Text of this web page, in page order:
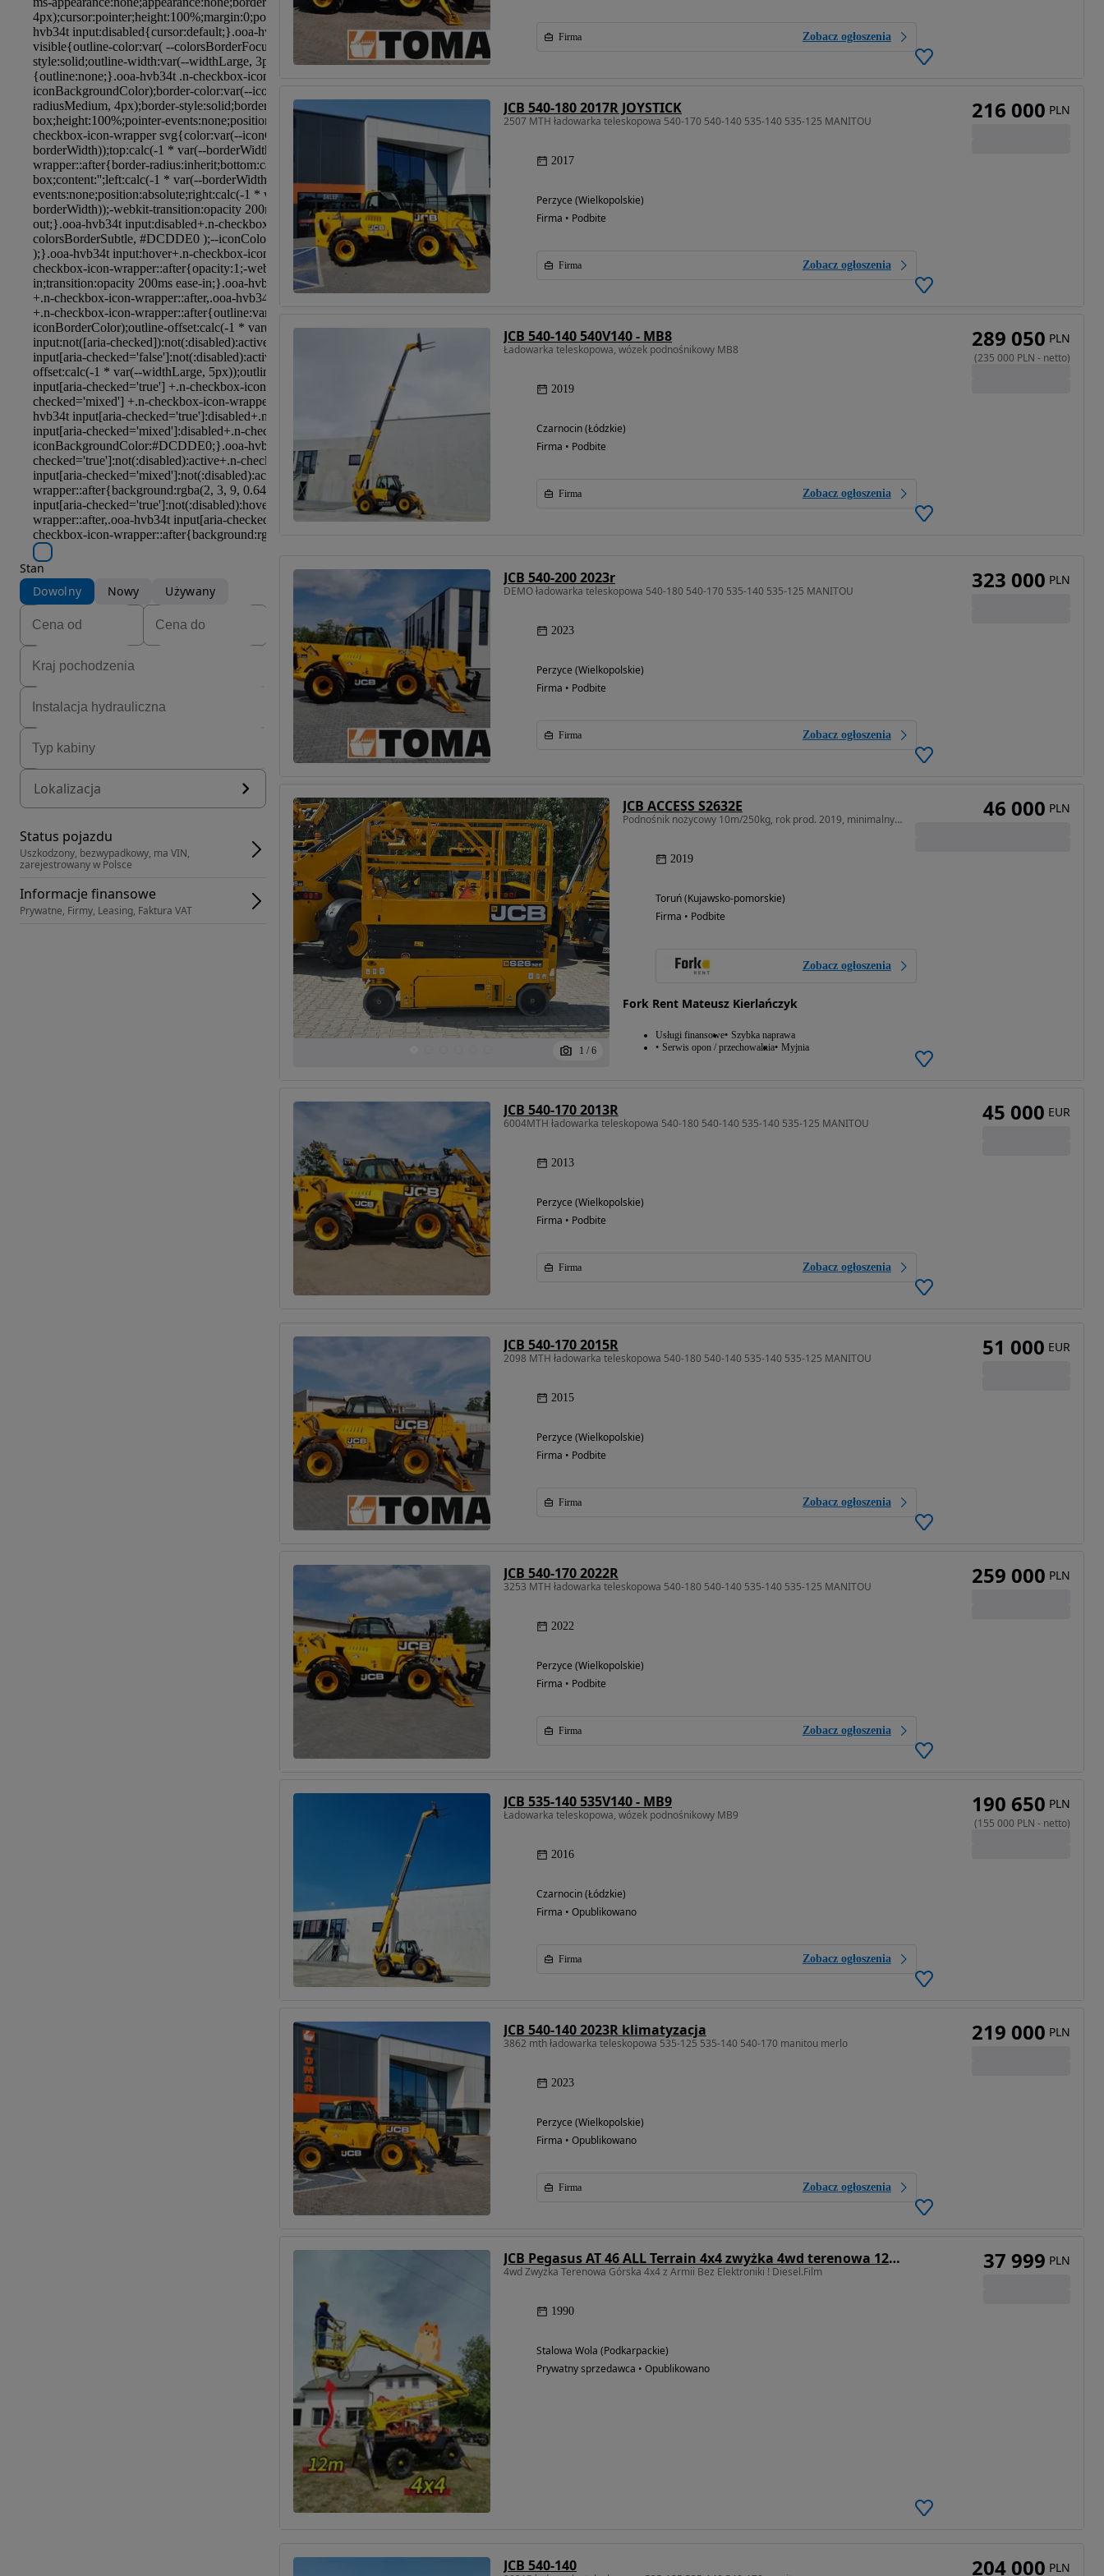
Możliwość
Stan
Dowolny
Nowy Używany
Lokalizacja
Status pojazdu
Uszkodzony, bezwypadkowy, ma VIN,
zarejestrowany w Polsce
Informacje finansowe
Prywatne, Firmy, Leasing, Faktura VAT
Firma Zobacz ogłoszenia
JCB 540-180 2017R JOYSTICK
2507 MTH ładowarka teleskopowa 540-170 540-140 535-140 535-125 MANITOU
2017
Perzyce (Wielkopolskie)
Firma • Podbite
Firma Zobacz ogłoszenia
216 000 PLN
JCB 540-140 540V140 - MB8
Ładowarka teleskopowa, wózek podnośnikowy MB8
2019
Czarnocin (Łódzkie)
Firma • Podbite
Firma Zobacz ogłoszenia
289 050 PLN
(235 000 PLN - netto)
JCB 540-200 2023r
DEMO ładowarka teleskopowa 540-180 540-170 535-140 535-125 MANITOU
2023
Perzyce (Wielkopolskie)
Firma • Podbite
Firma Zobacz ogłoszenia
323 000 PLN
1 / 6
JCB ACCESS S2632E
Podnośnik nożycowy 10m/250kg, rok prod. 2019, minimalny przebieg 42mth
2019
Toruń (Kujawsko-pomorskie)
Firma • Podbite
Zobacz ogłoszenia
Fork Rent Mateusz Kierlańczyk
Usługi finansowe Szybka naprawa
Serwis opon / przechowalnia Myjnia
46 000 PLN
JCB 540-170 2013R
6004MTH ładowarka teleskopowa 540-180 540-140 535-140 535-125 MANITOU
2013
Perzyce (Wielkopolskie)
Firma • Podbite
Firma Zobacz ogłoszenia
45 000 EUR
JCB 540-170 2015R
2098 MTH ładowarka teleskopowa 540-180 540-140 535-140 535-125 MANITOU
2015
Perzyce (Wielkopolskie)
Firma • Podbite
Firma Zobacz ogłoszenia
51 000 EUR
JCB 540-170 2022R
3253 MTH ładowarka teleskopowa 540-180 540-140 535-140 535-125 MANITOU
2022
Perzyce (Wielkopolskie)
Firma • Podbite
Firma Zobacz ogłoszenia
259 000 PLN
JCB 535-140 535V140 - MB9
Ładowarka teleskopowa, wózek podnośnikowy MB9
2016
Czarnocin (Łódzkie)
Firma • Opublikowano
Firma Zobacz ogłoszenia
190 650 PLN
(155 000 PLN - netto)
JCB 540-140 2023R klimatyzacja
3862 mth ładowarka teleskopowa 535-125 535-140 540-170 manitou merlo
2023
Perzyce (Wielkopolskie)
Firma • Opublikowano
Firma Zobacz ogłoszenia
219 000 PLN
JCB Pegasus AT 46 ALL Terrain 4x4 zwyżka 4wd terenowa 12m podnośnik koszowy platforma robocza Video Cherry picker boom lift Access platform
4wd Zwyżka Terenowa Górska 4x4 z Armii Bez Elektroniki ! Diesel.Film
1990
Stalowa Wola (Podkarpackie)
Prywatny sprzedawca • Opublikowano
37 999 PLN
JCB 540-140 204 000 PLN